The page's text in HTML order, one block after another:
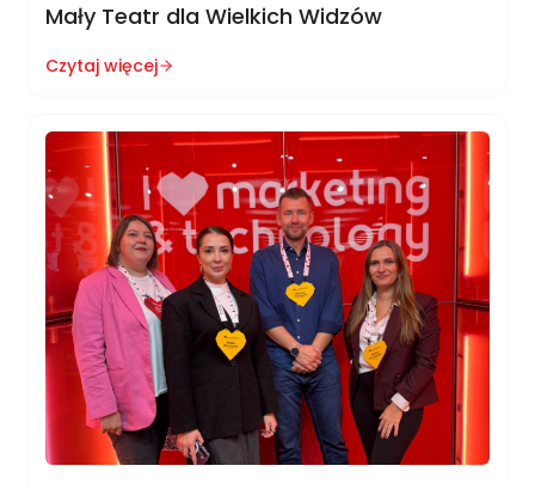
Mały Teatr dla Wielkich Widzów
Czytaj więcej